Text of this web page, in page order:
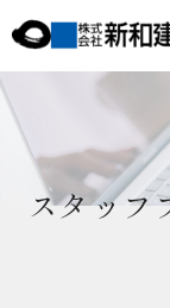
スタッフ